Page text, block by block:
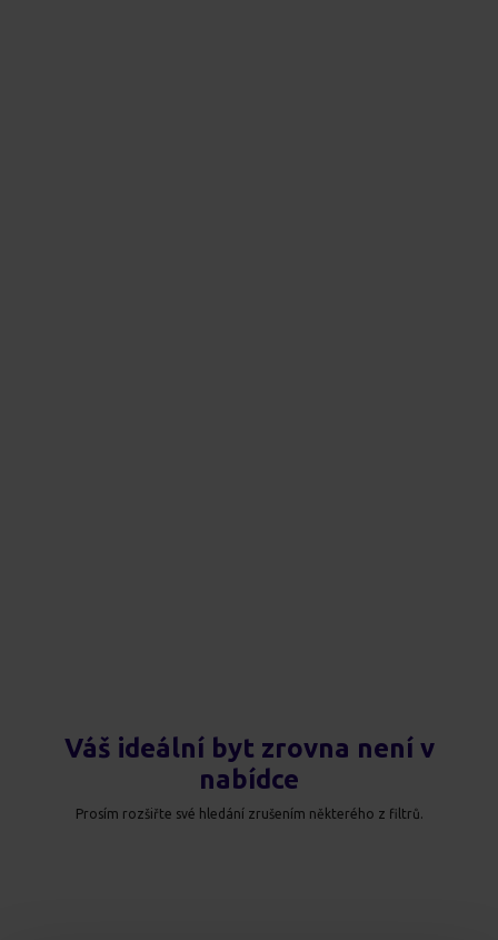
Váš ideální byt zrovna není v
nabídce
Prosím rozšiřte své hledání zrušením některého z filtrů.